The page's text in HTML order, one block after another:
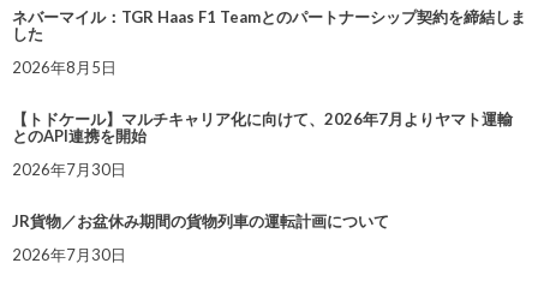
ネバーマイル：TGR Haas F1 Teamとのパートナーシップ契約を締結しま
した
2026年8月5日
【トドケール】マルチキャリア化に向けて、2026年7月よりヤマト運輸
とのAPI連携を開始
2026年7月30日
JR貨物／お盆休み期間の貨物列車の運転計画について
2026年7月30日